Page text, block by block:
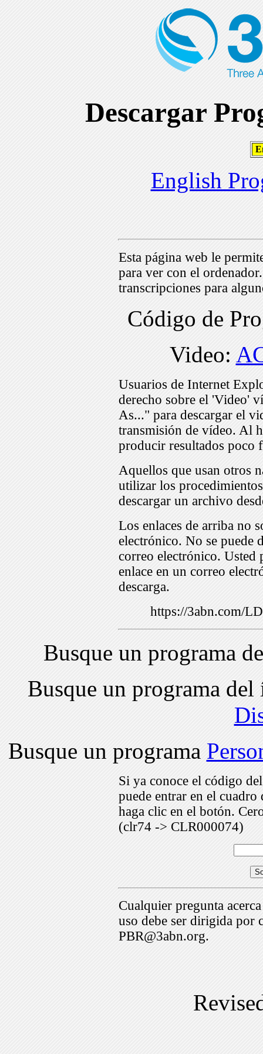
Descargar
English
Esta página web le
para ver con el
transcripciones para
Código de
Video:
Usuarios de Internet
derecho sobre el 'Video'
As..." para descargar el
transmisión de vídeo. Al
producir resultados poco
Aquellos que usan otros
utilizar los
descargar un archivo
Los enlaces de arriba no
electrónico. No se puede
correo electrónico. Usted
enlace en un correo
descarga.
https://3abn.com/
Busque un programa
Busque un programa
Busque un programa
Si ya conoce el código
puede entrar en el
haga clic en el botón.
(clr74 -> CLR000074)
Cualquier pregunta
uso debe ser dirigida por
PBR@3abn.org.